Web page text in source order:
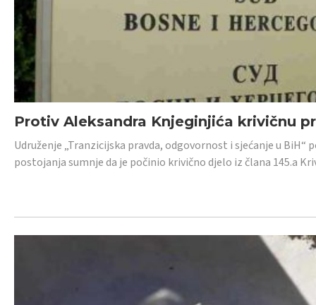
Protiv Aleksandra Knjeginjića krivičnu
Udruženje „Tranzicijska pravda, odgovornost i sjećanje u
postojanja sumnje da je počinio krivično djelo iz člana 145.a